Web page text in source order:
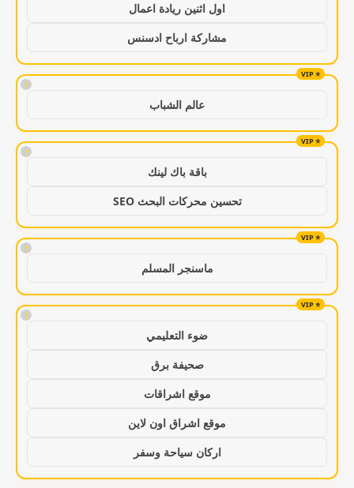
اول اثنين ريادة اعمال
مشاركة ارباح ادسنس
!
عالم الشباب
!
باقة باك لينك
تحسين محركات البحث SEO
!
ماسنجر المسلم
!
ضوء التعليمي
صحيفة برق
موقع اشراقات
موقع اشراق اون لاين
اركان سياحة وسفر